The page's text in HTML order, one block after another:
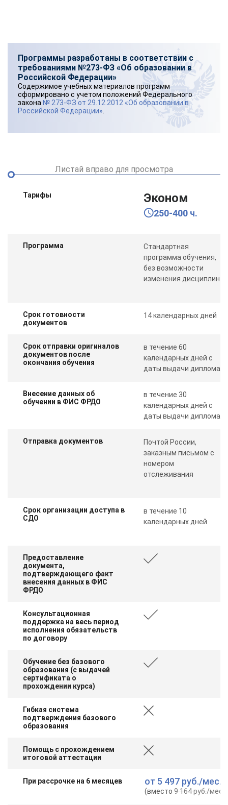
Программы разработаны в соответствии с
требованиями №273-ФЗ «Об образовании в
Российской Федерации»
Содержимое учебных материалов программ
сформировано с учетом положений Федерального
закона № 273-ФЗ от 29.12.2012 «Об образовании в
Российской Федерации»
Листай вправо для просмотра
Тарифы Эконом
250-400 ч.
Программа
Стандартная
программа обучения,
без возможности
изменения дисциплин
Срок готовности
документов
14 календарных дней
Срок отправки оригиналов
документов после
окончания обучения
в течение 60
календарных дней с
даты выдачи диплома
Внесение данных об
обучении в ФИС ФРДО
в течение 30
календарных дней с
даты выдачи диплома
Отправка документов
Почтой России,
заказным письмом с
номером
отслеживания
Срок организации доступа в
СДО
в течение 10
календарных дней
Предоставление
документа,
подтверждающего факт
внесения данных в ФИС
ФРДО
Консультационная
поддержка на весь период
исполнения обязательств
по договору
Обучение без базового
образования (с выдачей
сертификата о
прохождении курса)
Гибкая система
подтверждения базового
образования
Помощь с прохождением
итоговой аттестации
При рассрочке на 6 месяцев от 5 497 руб./мес.
(вместо9 164 руб./мес.